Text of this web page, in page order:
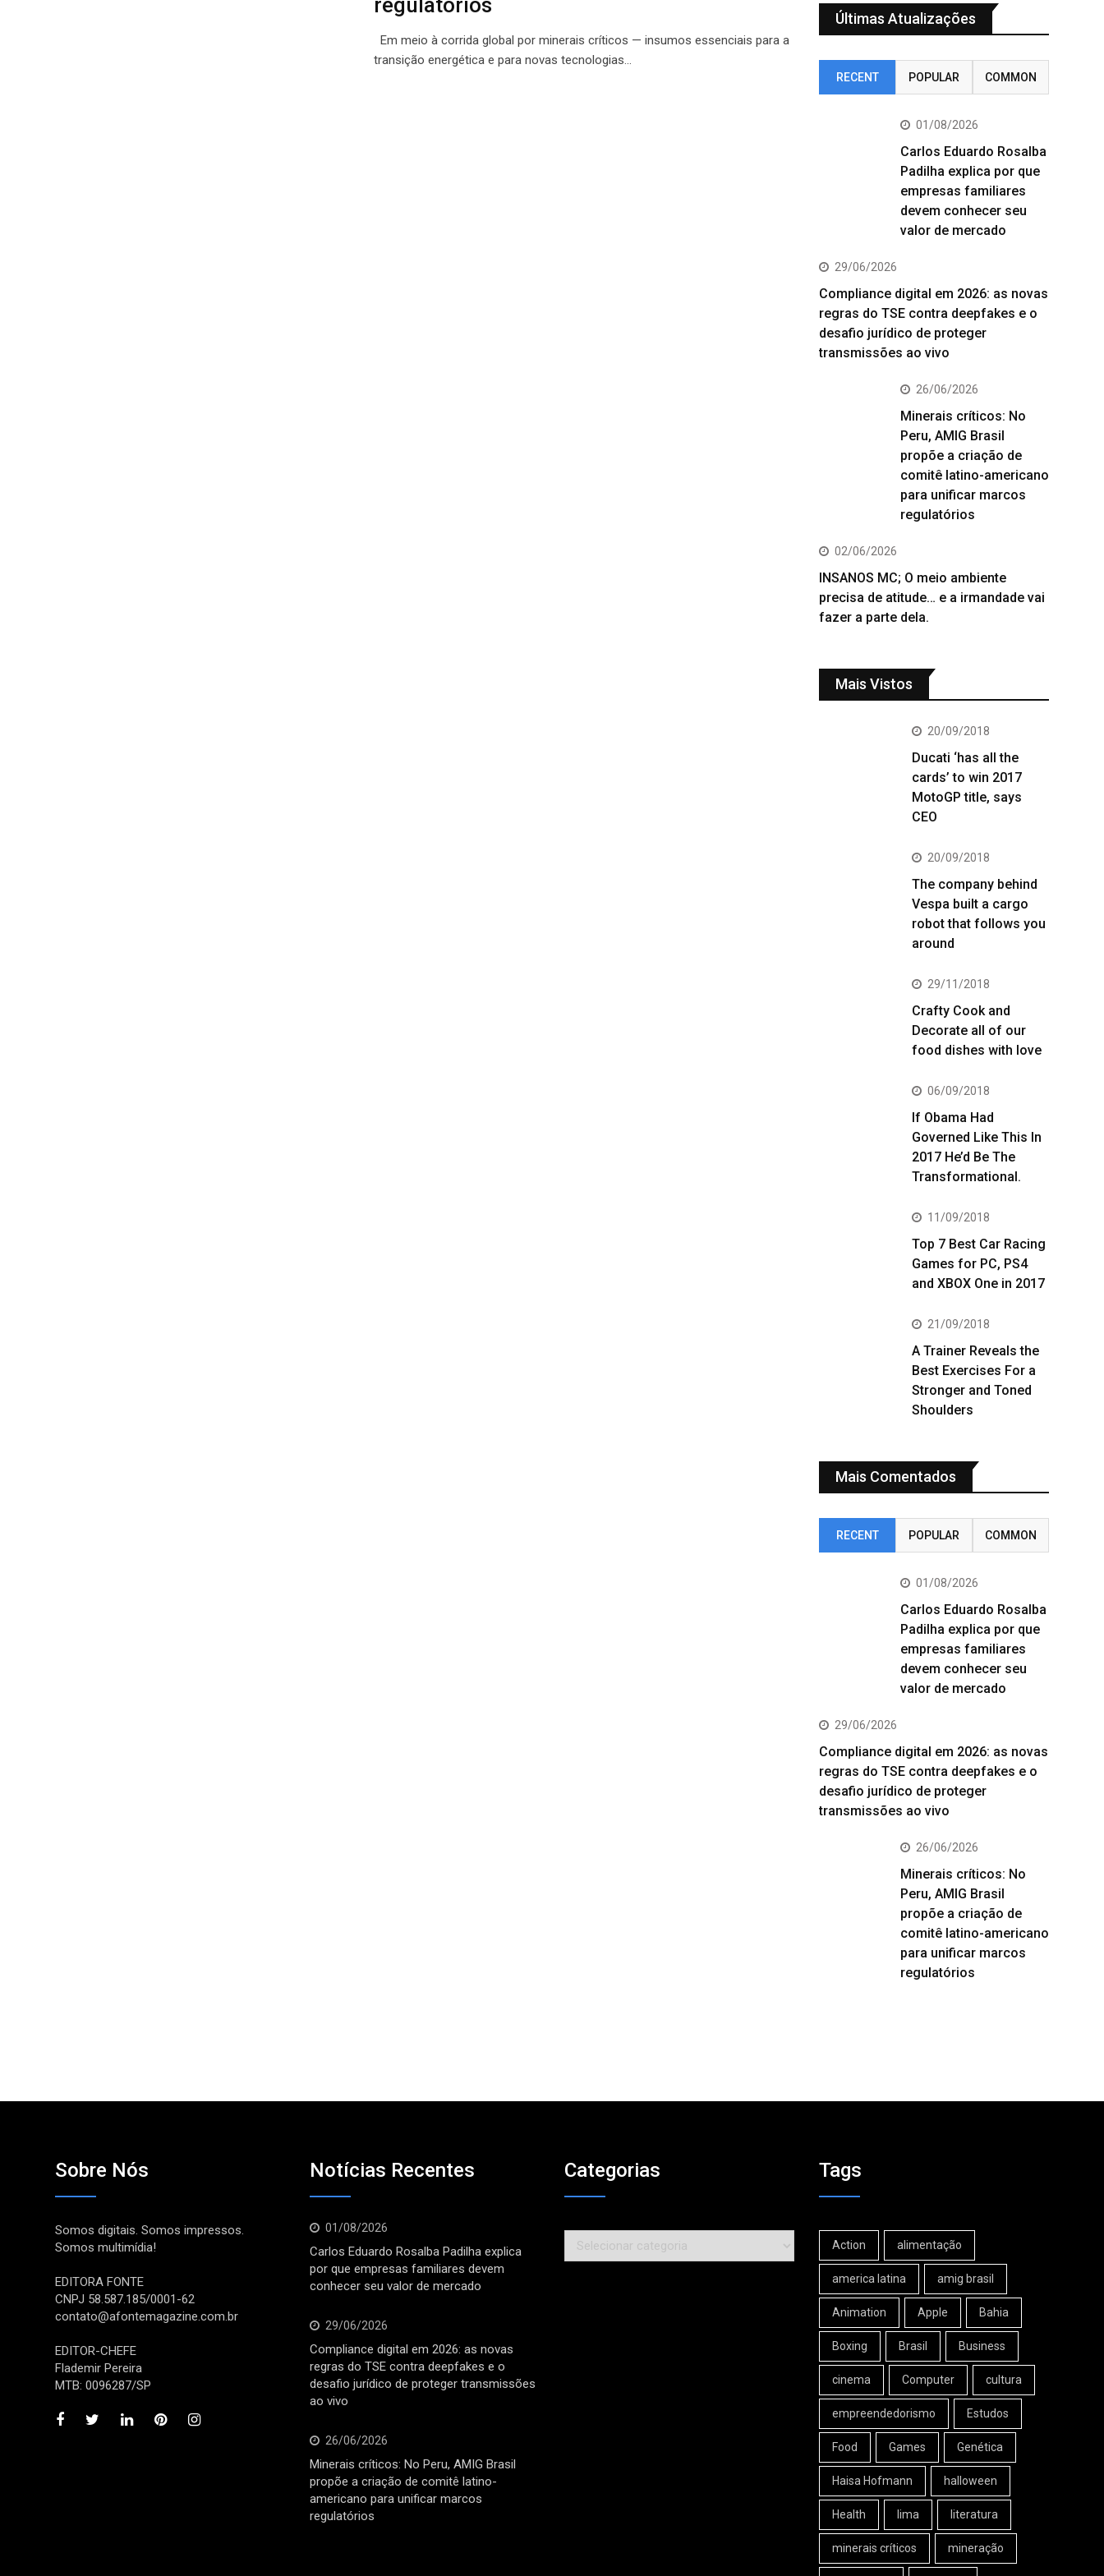
regulatórios
Em meio à corrida global por minerais críticos — insumos essenciais para a
transição energética e para novas tecnologias…
Últimas Atualizações
RECENT POPULAR COMMON
01/08/2026
Carlos Eduardo Rosalba
Padilha explica por que
empresas familiares
devem conhecer seu
valor de mercado
29/06/2026
Compliance digital em 2026: as novas
regras do TSE contra deepfakes e o
desafio jurídico de proteger
transmissões ao vivo
26/06/2026
Minerais críticos: No
Peru, AMIG Brasil
propõe a criação de
comitê latino-americano
para unificar marcos
regulatórios
02/06/2026
INSANOS MC; O meio ambiente
precisa de atitude… e a irmandade vai
fazer a parte dela.
Mais Vistos
20/09/2018
Ducati ‘has all the
cards’ to win 2017
MotoGP title, says
CEO
20/09/2018
The company behind
Vespa built a cargo
robot that follows you
around
29/11/2018
Crafty Cook and
Decorate all of our
food dishes with love
06/09/2018
If Obama Had
Governed Like This In
2017 He’d Be The
Transformational.
11/09/2018
Top 7 Best Car Racing
Games for PC, PS4
and XBOX One in 2017
21/09/2018
A Trainer Reveals the
Best Exercises For a
Stronger and Toned
Shoulders
Mais Comentados
RECENT POPULAR COMMON
01/08/2026
Carlos Eduardo Rosalba
Padilha explica por que
empresas familiares
devem conhecer seu
valor de mercado
29/06/2026
Compliance digital em 2026: as novas
regras do TSE contra deepfakes e o
desafio jurídico de proteger
transmissões ao vivo
26/06/2026
Minerais críticos: No
Peru, AMIG Brasil
propõe a criação de
comitê latino-americano
para unificar marcos
regulatórios
Sobre Nós
Somos digitais. Somos impressos.
Somos multimídia!
EDITORA FONTE
CNPJ 58.587.185/0001-62
contato@afontemagazine.com.br
EDITOR-CHEFE
Flademir Pereira
MTB: 0096287/SP
Notícias Recentes
01/08/2026
Carlos Eduardo Rosalba Padilha explica
por que empresas familiares devem
conhecer seu valor de mercado
29/06/2026
Compliance digital em 2026: as novas
regras do TSE contra deepfakes e o
desafio jurídico de proteger transmissões
ao vivo
26/06/2026
Minerais críticos: No Peru, AMIG Brasil
propõe a criação de comitê latino-
americano para unificar marcos
regulatórios
Categorias
Categorias
Tags
Action alimentação
america latina amig brasil
Animation Apple Bahia
Boxing Brasil Business
cinema Computer cultura
empreendedorismo Estudos
Food Games Genética
Haisa Hofmann halloween
Health lima literatura
minerais críticos mineração